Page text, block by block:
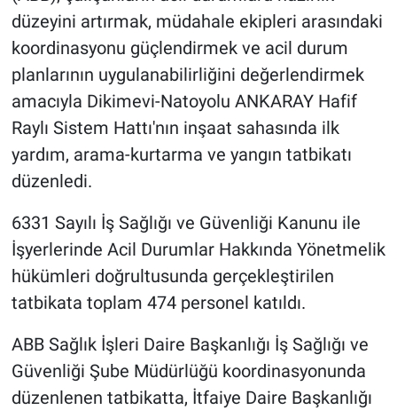
düzeyini artırmak, müdahale ekipleri arasındaki
koordinasyonu güçlendirmek ve acil durum
planlarının uygulanabilirliğini değerlendirmek
amacıyla Dikimevi-Natoyolu ANKARAY Hafif
Raylı Sistem Hattı'nın inşaat sahasında ilk
yardım, arama-kurtarma ve yangın tatbikatı
düzenledi.
6331 Sayılı İş Sağlığı ve Güvenliği Kanunu ile
İşyerlerinde Acil Durumlar Hakkında Yönetmelik
hükümleri doğrultusunda gerçekleştirilen
tatbikata toplam 474 personel katıldı.
ABB Sağlık İşleri Daire Başkanlığı İş Sağlığı ve
Güvenliği Şube Müdürlüğü koordinasyonunda
düzenlenen tatbikatta, İtfaiye Daire Başkanlığı